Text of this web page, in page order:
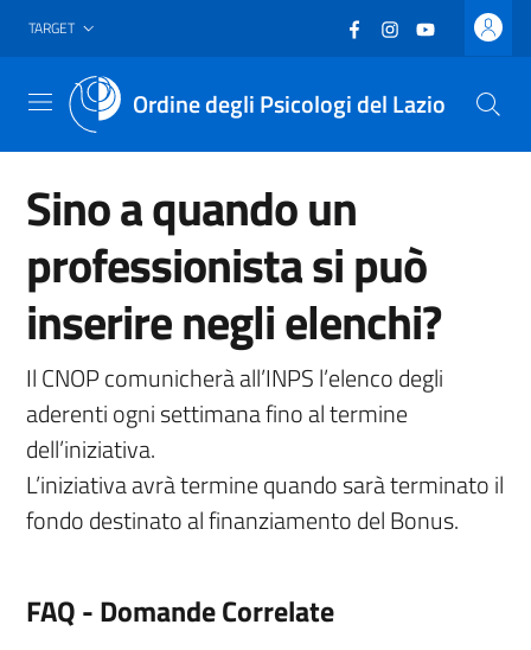
Vai al header
Vai al contenuto principale
Vai al footer
TARGET Facebook
(nuova scheda -
Instagram
(nuova scheda
YouTube
(nuova
Ordine degli Psicologi del Lazio
Menu
Sino a quando un
professionista si può
inserire negli elenchi?
Il CNOP comunicherà all’INPS l’elenco degli
aderenti ogni settimana fino al termine
dell’iniziativa.
L’iniziativa avrà termine quando sarà terminato il
fondo destinato al finanziamento del Bonus.
FAQ - Domande Correlate